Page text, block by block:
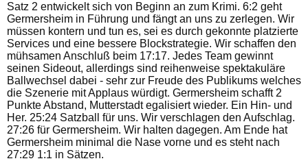
Satz 2 entwickelt sich von Beginn an zum Krimi. 6:2 geht
Germersheim in Führung und fängt an uns zu zerlegen. Wir
müssen kontern und tun es, sei es durch gekonnte platzierte
Services und eine bessere Blockstrategie. Wir schaffen den
mühsamen Anschluß beim 17:17. Jedes Team gewinnt
seinen Sideout, allerdings sind reihenweise spektakuläre
Ballwechsel dabei - sehr zur Freude des Publikums welches
die Szenerie mit Applaus würdigt. Germersheim schafft 2
Punkte Abstand, Mutterstadt egalisiert wieder. Ein Hin- und
Her. 25:24 Satzball für uns. Wir verschlagen den Aufschlag.
27:26 für Germersheim. Wir halten dagegen. Am Ende hat
Germersheim minimal die Nase vorne und es steht nach
27:29 1:1 in Sätzen.